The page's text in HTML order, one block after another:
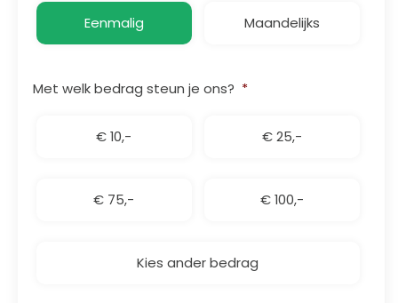
Eenmalig Maandelijks
Met welk bedrag steun je ons? *
€ 10,- € 25,-
€ 75,- € 100,-
Kies ander bedrag